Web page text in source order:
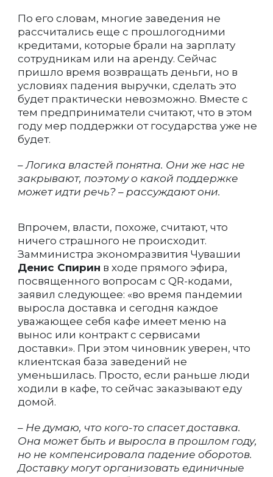
По его словам, многие заведения не
рассчитались еще с прошлогодними
кредитами, которые брали на зарплату
сотрудникам или на аренду. Сейчас
пришло время возвращать деньги, но в
условиях падения выручки, сделать это
будет практически невозможно. Вместе с
тем предприниматели считают, что в этом
году мер поддержки от государства уже не
будет.
– Логика властей понятна. Они же нас не
закрывают, поэтому о какой поддержке
может идти речь? – рассуждают они.
Впрочем, власти, похоже, считают, что
ничего страшного не происходит.
Замминистра экономразвития Чувашии
Денис Спирин в ходе прямого эфира,
посвященного вопросам с QR-кодами,
заявил следующее: «во время пандемии
выросла доставка и сегодня каждое
уважающее себя кафе имеет меню на
вынос или контракт с сервисами
доставки». При этом чиновник уверен, что
клиентская база заведений не
уменьшилась. Просто, если раньше люди
ходили в кафе, то сейчас заказывают еду
домой.
– Не думаю, что кого-то спасет доставка.
Она может быть и выросла в прошлом году,
но не компенсировала падение оборотов.
Доставку могут организовать единичные